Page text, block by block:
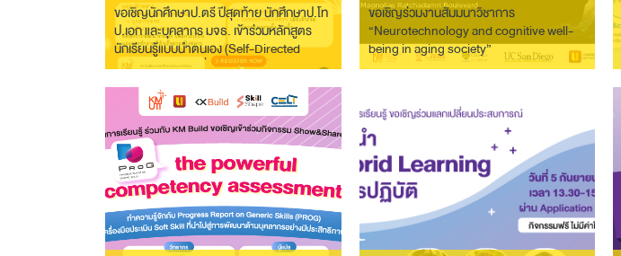
ขอเชิญนักศึกษาป.ตรี ปีสุดท้าย นักศึกษาป.โท
ป.เอก และบุคลากร มจธ. เข้าร่วมหลักสูตร
นักเรียนรู้แบบนำตนเอง (Self-Directed
Learner : SDL) เพื่อการทำงานในภาค
อุตสาหกรรมแบบมืออาชีพ รุ่นที่ 3
ขอเชิญร่วมงานสัมมนาวิชาการ
“Neurotechnology and cognitive well-
being in aging society”